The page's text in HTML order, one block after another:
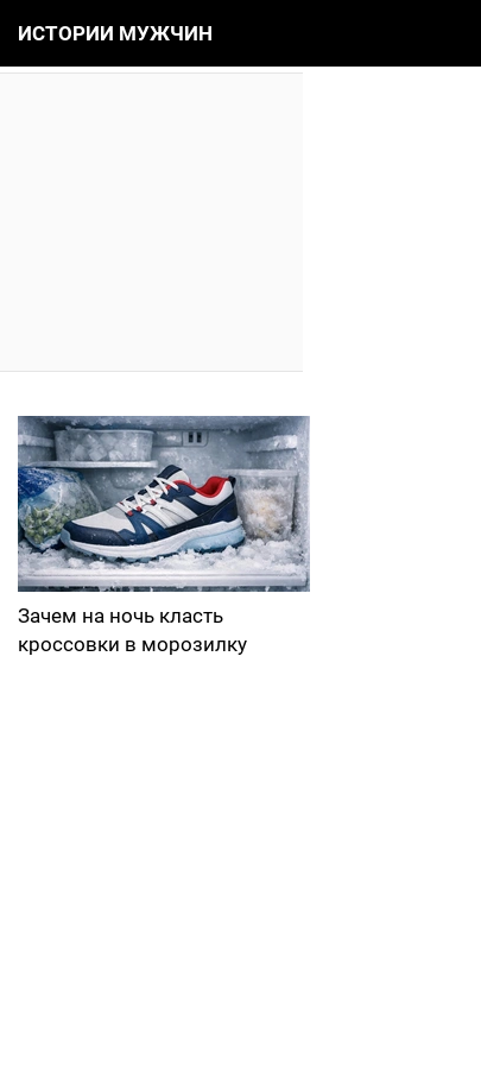
ИСТОРИИ МУЖЧИН
Зачем на ночь класть
кроссовки в морозилку